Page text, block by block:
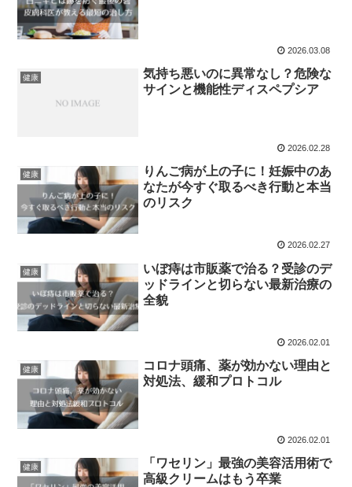
2026.03.08
健康
気持ち悪いのに異常なし？危険な
サインと機能性ディスペプシア
2026.02.28
健康
りんご病が上の子に！妊娠中のあ
なたが今すぐ取るべき行動と本当
のリスク
2026.02.27
健康
いぼ痔は市販薬で治る？受診のデ
ッドラインと切らない最新治療の
全貌
2026.02.01
健康
コロナ頭痛、薬が効かない理由と
対処法、緩和プロトコル
2026.02.01
健康
「ワセリン」最強の美容活用術で
高級クリームはもう卒業